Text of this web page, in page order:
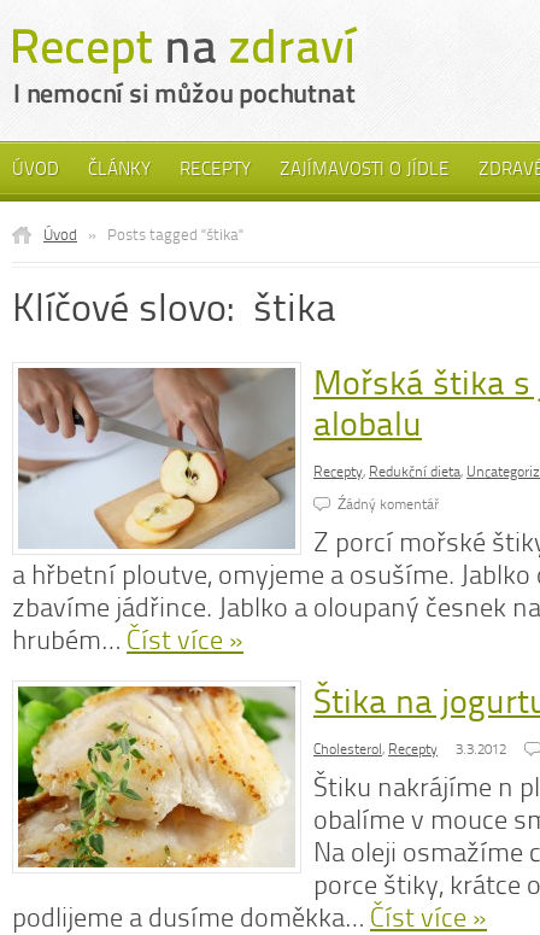
ÚVOD ČLÁNKY RECEPTY ZAJÍMAVOSTI O JÍDLE
Úvod » Posts tagged "štika"
Klíčové slovo: štika
Mořská štika s
alobalu
Recepty, Redukční dieta,
Źádný komentář
Z porcí mořské
a hřbetní ploutve, omyjeme a osušíme. Jablko
zbavíme jádřince. Jablko a oloupaný česnek
hrubém… Číst více »
Štika na
Cholesterol, Recepty 3.3.2012
Štiku nakrájíme n
obalíme v mouce
Na oleji osmažíme
porce štiky, krátce
podlijeme a dusíme doměkka… Číst více »